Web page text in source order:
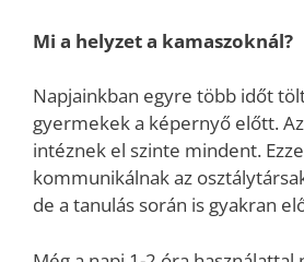
Mi a helyzet a kamaszoknál?
Napjainkban egyre több időt
gyermekek a képernyő előtt.
intéznek el szinte mindent.
kommunikálnak az
de a tanulás során is gyakran